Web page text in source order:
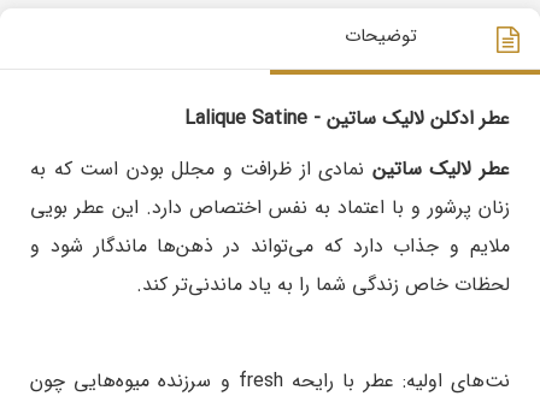
توضیحات
عطر ادکلن لالیک ساتین - Lalique Satine
عطر لالیک ساتین نمادی از ظرافت و مجلل بودن است که به
زنان پرشور و با اعتماد به نفس اختصاص دارد. این عطر بویی
ملایم و جذاب دارد که می‌تواند در ذهن‌ها ماندگار شود و
لحظات خاص زندگی شما را به یاد ماندنی‌تر کند.
نت‌های اولیه: عطر با رایحه fresh و سرزنده میوه‌هایی چون